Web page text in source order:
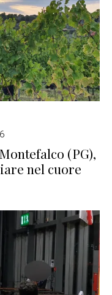
(PG),
nel cuore